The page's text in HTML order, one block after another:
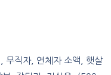
무직자, 연체자 소액, 햇살